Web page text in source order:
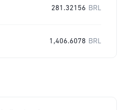
281.32156 BRL
1,406.6078 BRL